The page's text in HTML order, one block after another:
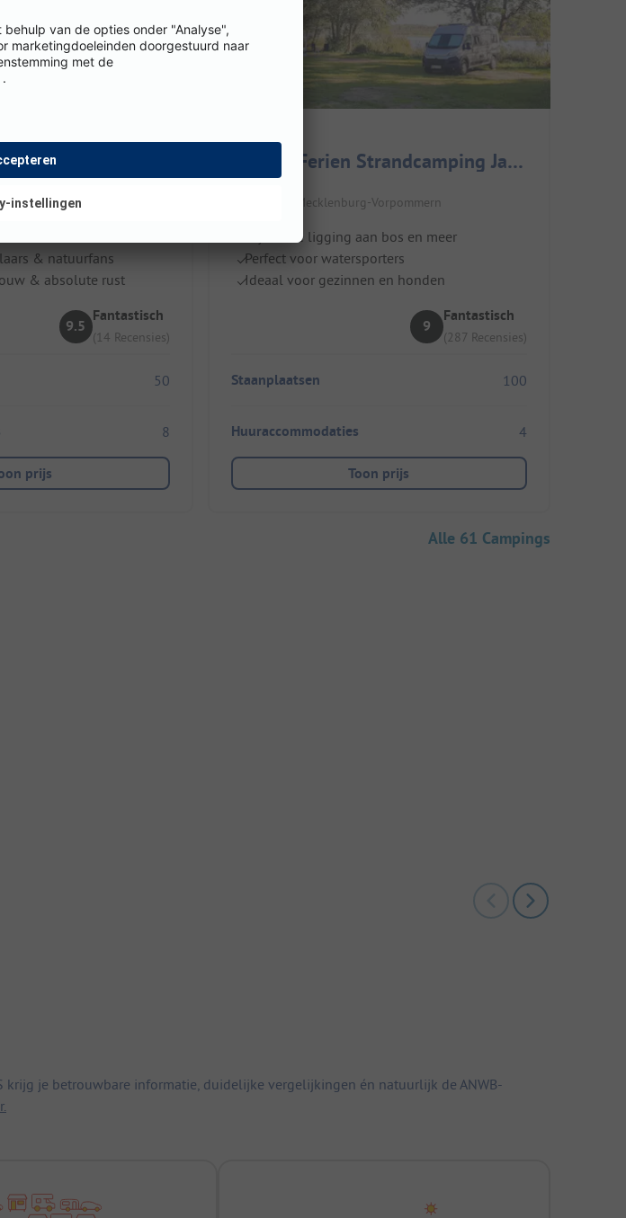
am Rätzsee
Vorpommern / Wustrow
& natuurfans
& absolute rust
9.5
Fantastisch
(14 Recensies)
50
8
prijs
Genuss-Ferien Strandcamping Jabeler See
Duitsland / Mecklenburg-Vorpommern
Idyllische ligging aan bos en meer
Perfect voor watersporters
Ideaal voor gezinnen en honden
9
Fantastisch
(287 Recensies)
Staanplaatsen 100
Huuraccommodaties 4
Toon prijs
Alle 61 Campings
krijg je betrouwbare informatie, duidelijke vergelijkingen én natuurlijk de ANWB-